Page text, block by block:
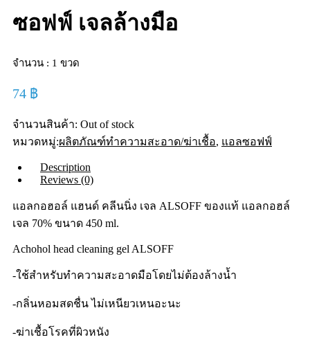
ซอฟฟ์ เจลล้างมือ
จำนวน : 1 ขวด
74 ฿
จำนวนสินค้า: Out of stock
หมวดหมู่:ผลิตภัณฑ์ทําความสะอาด/ฆ่าเชื้อ, แอลซอฟฟ์
Description
Reviews (0)
แอลกอฮอล์ แฮนด์ คลีนนิ่ง เจล ALSOFF ของแท้ แอลกอฮล์
เจล 70% ขนาด 450 ml.
Achohol head cleaning gel ALSOFF
-ใช้สำหรับทำความสะอาดมือโดยไม่ต้องล้างน้ำ
-กลิ่นหอมสดชื่น ไม่เหนียวเหนอะนะ
-ฆ่าเชื้อโรคที่ผิวหนัง